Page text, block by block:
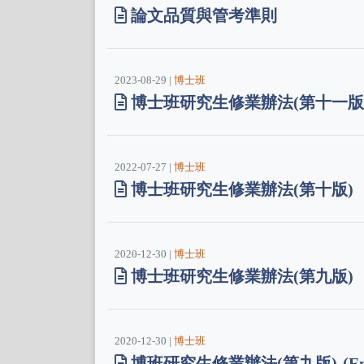
論文品質與管考準則
2023-08-29 | 博士班
博士班研究生修業辦法(第十一
2022-07-27 | 博士班
博士班研究生修業辦法(第十版)
2020-12-30 | 博士班
博士班研究生修業辦法(第九版)
2020-12-30 | 博士班